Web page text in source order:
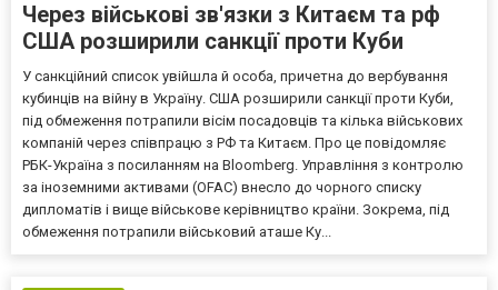
Через військові зв'язки з Китаєм та рф
США розширили санкції проти Куби
У санкційний список увійшла й особа, причетна до вербування
кубинців на війну в Україну. США розширили санкції проти Куби,
під обмеження потрапили вісім посадовців та кілька військових
компаній через співпрацю з РФ та Китаєм. Про це повідомляє
РБК-Україна з посиланням на Bloomberg. Управління з контролю
за іноземними активами (OFAC) внесло до чорного списку
дипломатів і вище військове керівництво країни. Зокрема, під
обмеження потрапили військовий аташе Ку...